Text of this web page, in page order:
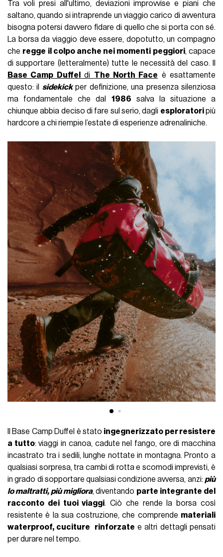
Tra voli presi all'ultimo, deviazioni improvvise e piani che
saltano, quando si intraprende un viaggio carico di avventura
bisogna potersi davvero fidare di quello che si porta con sé.
La borsa da viaggio deve essere, dopotutto, un compagno
che regge il colpo anche nei momenti peggiori, capace
di supportare (letteralmente) tutte le necessità del caso. Il
Base Camp Duffel
di The North Face è esattamente
questo: il sidekickper definizione, una presenza silenziosa
ma fondamentale che dal 1986 salva la situazione a
chiunque abbia deciso di fare sul serio, dagli esploratoripiù
hardcore a chi riempie l’estate di esperienze adrenaliniche.
Il Base Camp Duffel è stato ingegnerizzato per resistere
a tutto: viaggi in canoa, cadute nel fango, ore di macchina
incastrato tra i sedili, lunghe nottate in montagna. Pronto a
qualsiasi sorpresa, tra cambi di rotta e scomodi imprevisti, è
in grado di sopportare qualsiasi condizione avversa, anzi: più
lo maltratti, più migliora, diventando parte integrante del
racconto dei tuoi viaggi. Ciò che rende la borsa così
resistente è la sua costruzione, che comprende materiali
waterproof, cuciture rinforzate e altri dettagli pensati
per durare nel tempo.